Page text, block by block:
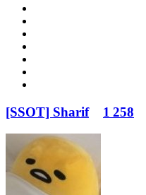
[SSOT] Sharif 1 258